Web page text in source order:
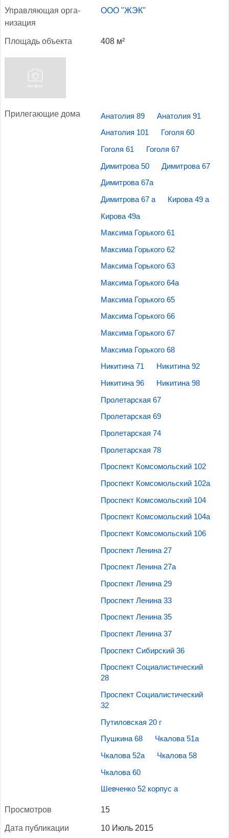
Уп­равля­ющая ор­га­
низа­ция
ООО "ЖЭК"
Пло­щадь объ­ек­та 408 м²
При­лега­ющие до­ма Анатолия 89 Анатолия 91
Анатолия 101 Гоголя 60
Гоголя 61 Гоголя 67
Димитрова 50 Димитрова 67
Димитрова 67а
Димитрова 67 а Кирова 49 а
Кирова 49а
Максима Горького 61
Максима Горького 62
Максима Горького 63
Максима Горького 64а
Максима Горького 65
Максима Горького 66
Максима Горького 67
Максима Горького 68
Никитина 71 Никитина 92
Никитина 96 Никитина 98
Пролетарская 67
Пролетарская 69
Пролетарская 74
Пролетарская 78
Проспект Комсомольский 102
Проспект Комсомольский 102а
Проспект Комсомольский 104
Проспект Комсомольский 104а
Проспект Комсомольский 106
Проспект Ленина 27
Проспект Ленина 27а
Проспект Ленина 29
Проспект Ленина 33
Проспект Ленина 35
Проспект Ленина 37
Проспект Сибирский 36
Проспект Социалистический
28
Проспект Социалистический
32
Путиловская 20 г
Пушкина 68 Чкалова 51а
Чкалова 52а Чкалова 58
Чкалова 60
Шевченко 52 корпус а
Прос­мотров 15
Да­та пуб­ли­кации 10 Июль 2015